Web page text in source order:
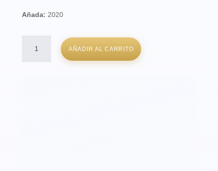
Añada: 2020
Chica
AÑADIR AL CARRITO